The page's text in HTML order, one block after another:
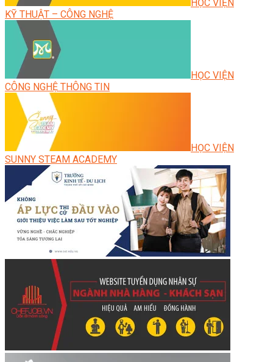
HỌC VIỆN
KỸ THUẬT – CÔNG NGHỆ
HỌC VIỆN
CÔNG NGHỆ THÔNG TIN
HỌC VIỆN
SUNNY STEAM ACADEMY